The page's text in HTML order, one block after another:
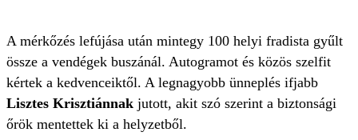
A mérkőzés lefújása után mintegy 100 helyi fradista gyűlt
össze a vendégek buszánál. Autogramot és közös szelfit
kértek a kedvenceiktől. A legnagyobb ünneplés ifjabb
Lisztes Krisztiánnak jutott, akit szó szerint a biztonsági
őrök mentettek ki a helyzetből.